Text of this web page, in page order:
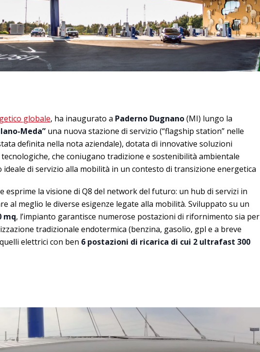
globale, ha inaugurato a Paderno Dugnano(MI) lungo la
Meda” una nuova stazione di servizio (“flagship station” nelle
definita nella nota aziendale), dotata di innovative soluzioni
che coniugano tradizione e sostenibilità ambientale
ideale di servizio alla mobilità in un contesto di transizione energetica
esprime la visione di Q8 del network del futuro: un hub di servizi in
al meglio le diverse esigenze legate alla mobilità. Sviluppato su un
mq, l’impianto garantisce numerose postazioni di rifornimento sia per
tradizionale endotermica (benzina, gasolio, gpl e a breve
elettrici con ben 6 postazioni di ricarica di cui 2 ultrafast 300